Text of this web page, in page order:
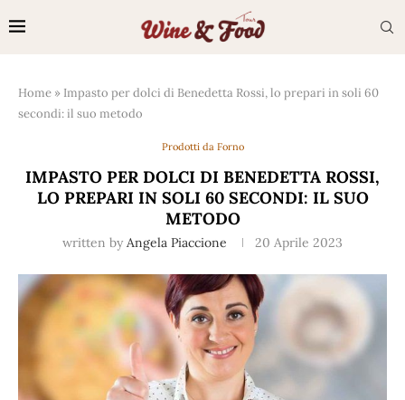
Home » Impasto per dolci di Benedetta Rossi, lo prepari in soli 60
secondi: il suo metodo
Prodotti da Forno
IMPASTO PER DOLCI DI BENEDETTA ROSSI,
LO PREPARI IN SOLI 60 SECONDI: IL SUO
METODO
written by Angela Piaccione 20 Aprile 2023